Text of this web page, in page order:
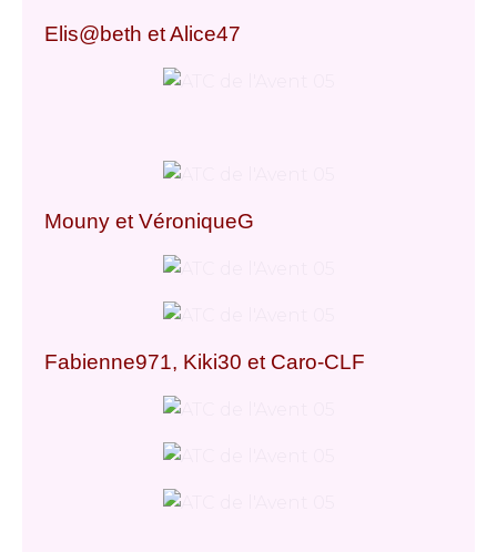
Elis@beth et Alice47
Mouny et VéroniqueG
Fabienne971, Kiki30 et Caro-CLF